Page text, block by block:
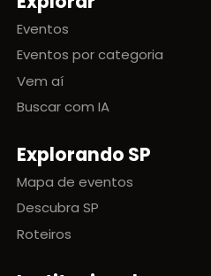
Eventos
Eventos por categoria
Vem aí
Buscar com IA
Explorando SP
Mapa de eventos
Descubra SP
Roteiros